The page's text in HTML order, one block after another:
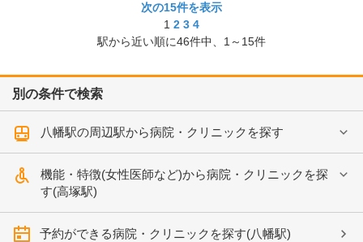
次の15件を表示
1 2 3 4
駅から近い順に46件中、 1～15件
別の条件で検索
八幡駅の周辺駅から病院・クリニックを探す
機能・特徴(女性医師など)から病院・クリニックを探
す(高塚駅)
予約ができる病院・クリニックを探す(八幡駅)